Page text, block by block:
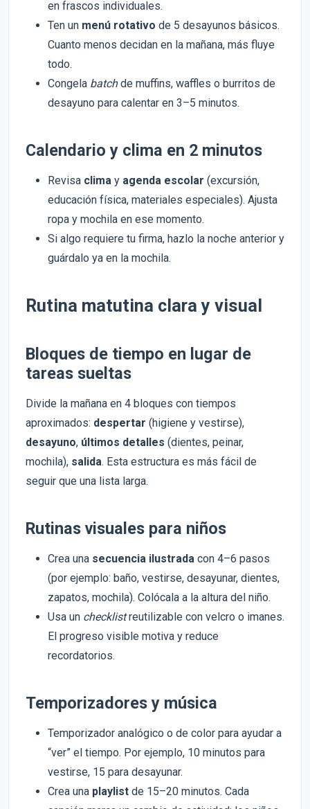
en frascos individuales.
Ten un menú rotativo de 5 desayunos básicos.
Cuanto menos decidan en la mañana, más fluye
todo.
Congela batchde muffins, waffles o burritos de
desayuno para calentar en 3–5 minutos.
Calendario y clima en 2 minutos
Revisa clima y agenda escolar (excursión,
educación física, materiales especiales). Ajusta
ropa y mochila en ese momento.
Si algo requiere tu firma, hazlo la noche anterior y
guárdalo ya en la mochila.
Rutina matutina clara y visual
Bloques de tiempo en lugar de
tareas sueltas
Divide la mañana en 4 bloques con tiempos
aproximados: despertar (higiene y vestirse),
desayuno, últimos detalles (dientes, peinar,
mochila), salida. Esta estructura es más fácil de
seguir que una lista larga.
Rutinas visuales para niños
Crea una secuencia ilustrada con 4–6 pasos
(por ejemplo: baño, vestirse, desayunar, dientes,
zapatos, mochila). Colócala a la altura del niño.
Usa un checklistreutilizable con velcro o imanes.
El progreso visible motiva y reduce
recordatorios.
Temporizadores y música
Temporizador analógico o de color para ayudar a
“ver” el tiempo. Por ejemplo, 10 minutos para
vestirse, 15 para desayunar.
Crea una playlist de 15–20 minutos. Cada